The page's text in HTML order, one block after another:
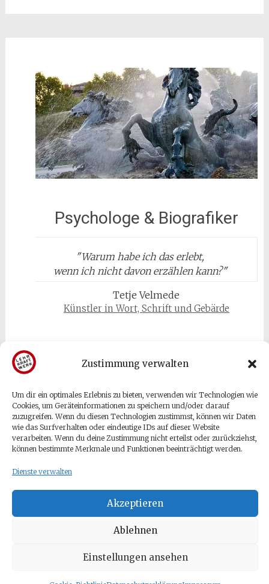
Zustimmung verwalten
Um dir ein optimales Erlebnis zu bieten, verwenden wir Technologien wie
Cookies, um Geräteinformationen zu speichern und/oder darauf
zuzugreifen. Wenn du diesen Technologien zustimmst, können wir Daten
wie das Surfverhalten oder eindeutige IDs auf dieser Website
verarbeiten. Wenn du deine Zustimmung nicht erteilst oder zurückziehst,
können bestimmte Merkmale und Funktionen beeinträchtigt werden.
Dienste verwalten
Akzeptieren
Ablehnen
Einstellungen ansehen
Psychologe & Biografiker
"Warum habe ich das erlebt,
wenn ich nicht davon erzählen kann?"
Tetje Velmede
Künstler in Wort, Schrift und Gebärde
Gäste & Besucher
Anmelden
Eintrags-Feed
Kommentar-Feed
WordPress.org
Tetje Velmede